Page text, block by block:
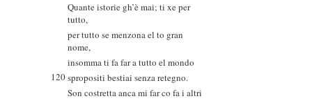
Quante istorie gh’è mai; ti xe per
tutto,
per tutto se menzona el to gran
nome,
insomma ti fa far a tutto el mondo
120spropositi bestiai senza retegno.
Son costretta anca mi far co fa i altri